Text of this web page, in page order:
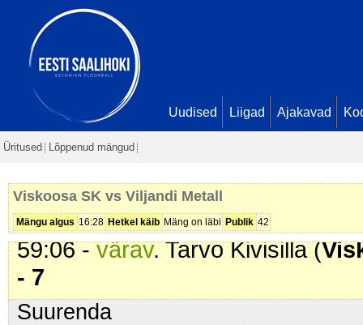
Uudised Liigad Ajakavad
Üritused Lõppenud mängud
Viskoosa SK vs Viljandi Metall
Mängu algus 16:28 Hetkel käib Mäng on läbi Publik 42
48:42 -
värav
5
49:25 -värav
- 6
50:02 -värav. Tarvo Kivisilla (
52:55 -värav. Sten Koobas (
10 - 7
59:06 -värav. Tarvo Kivisilla (
- 7
Suurenda